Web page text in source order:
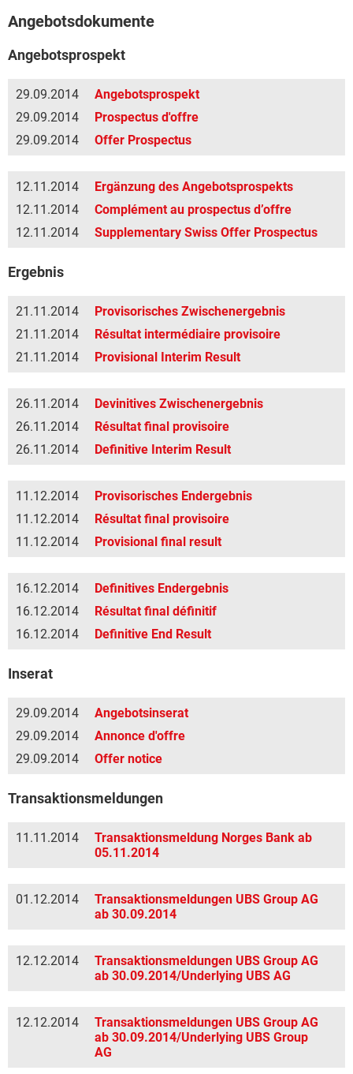
Angebotsdokumente
Angebotsprospekt
29.09.2014
Angebotsprospekt
29.09.2014
Prospectus d'offre
29.09.2014
Offer Prospectus
12.11.2014
Ergänzung des Angebotsprospekts
12.11.2014
Complément au prospectus d’offre
12.11.2014
Supplementary Swiss Offer Prospectus
Ergebnis
21.11.2014
Provisorisches Zwischenergebnis
21.11.2014
Résultat intermédiaire provisoire
21.11.2014
Provisional Interim Result
26.11.2014
Devinitives Zwischenergebnis
26.11.2014
Résultat final provisoire
26.11.2014
Definitive Interim Result
11.12.2014
Provisorisches Endergebnis
11.12.2014
Résultat final provisoire
11.12.2014
Provisional final result
16.12.2014
Definitives Endergebnis
16.12.2014
Résultat final définitif
16.12.2014
Definitive End Result
Inserat
29.09.2014
Angebotsinserat
29.09.2014
Annonce d'offre
29.09.2014
Offer notice
Transaktionsmeldungen
11.11.2014
Transaktionsmeldung Norges Bank ab
05.11.2014
01.12.2014
Transaktionsmeldungen UBS Group AG
ab 30.09.2014
12.12.2014
Transaktionsmeldungen UBS Group AG
ab 30.09.2014/Underlying UBS AG
12.12.2014
Transaktionsmeldungen UBS Group AG
ab 30.09.2014/Underlying UBS Group
AG